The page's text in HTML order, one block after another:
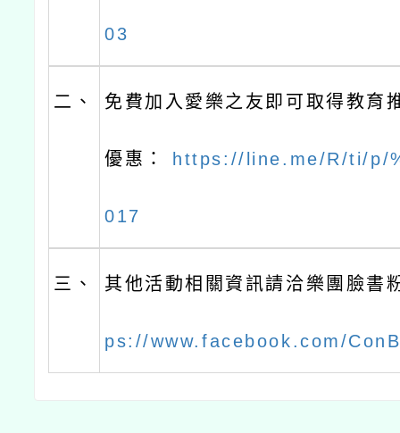
03
二、 免費加入愛樂之友即可取得教育
優惠： https://line.me/R/ti/p/
017
三、 其他活動相關資訊請洽樂團臉書
ps://www.facebook.com/